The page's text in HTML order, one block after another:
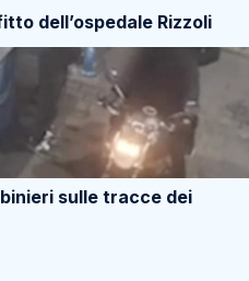
dell’ospedale Rizzoli
sulle tracce dei